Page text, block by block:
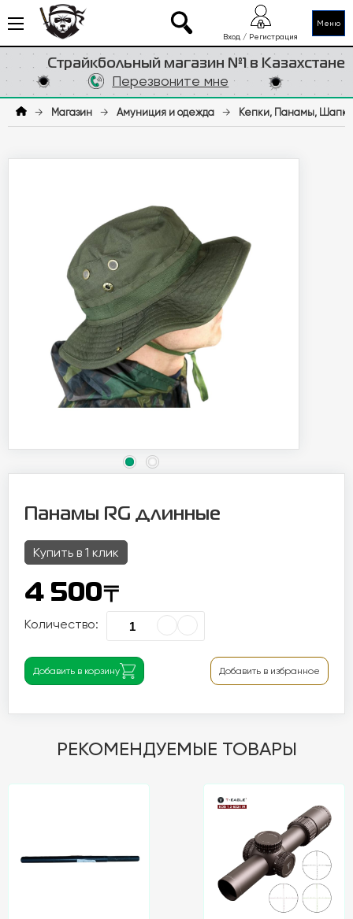
Меню
Страйкбольный магазин №1 в Казахстане
Вход / Регистрация
Перезвоните мне
→ Магазин → Амуниция и одежда → Кепки, Панамы, Шапки
Панамы RG длинные
Купить в 1 клик
4 500〒
Количество:
Добавить в корзину Добавить в избранное
РЕКОМЕНДУЕМЫЕ ТОВАРЫ